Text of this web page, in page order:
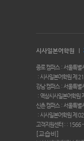
시사일본어학원
종로 캠퍼스 서울특별
시사일본어학원 제
강남 캠퍼스
서울특별
역삼시사일본어학원
신촌 캠퍼스
서울특별
시사일본어학원 제
고객지원센터 :
1566
[교습비]